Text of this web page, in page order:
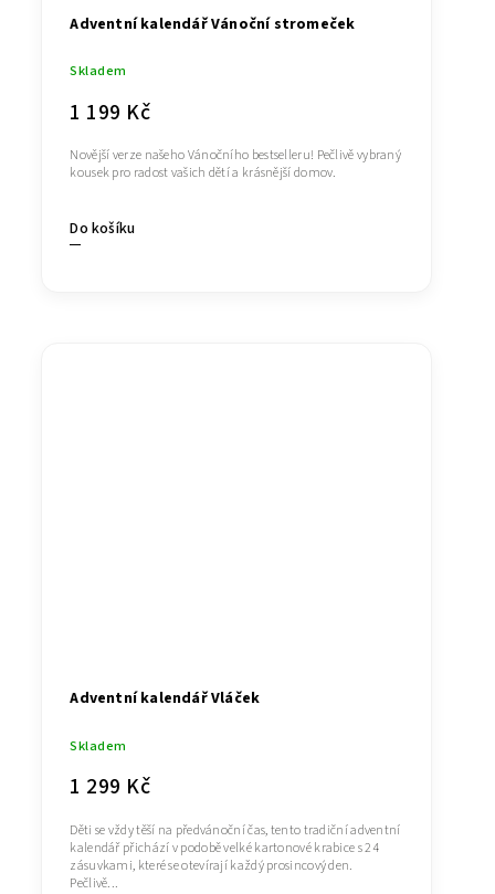
Adventní kalendář Vánoční stromeček
Skladem
1 199 Kč
Do košíku
Novější verze našeho Vánočního bestselleru! Pečlivě vybraný
kousek pro radost vašich dětí a krásnější domov.
Adventní kalendář Vláček
Skladem
1 299 Kč
Děti se vždy těší na předvánoční čas, tento tradiční adventní
kalendář přichází v podobě velké kartonové krabice s 24
zásuvkami, které se otevírají každý prosincový den.
Pečlivě...